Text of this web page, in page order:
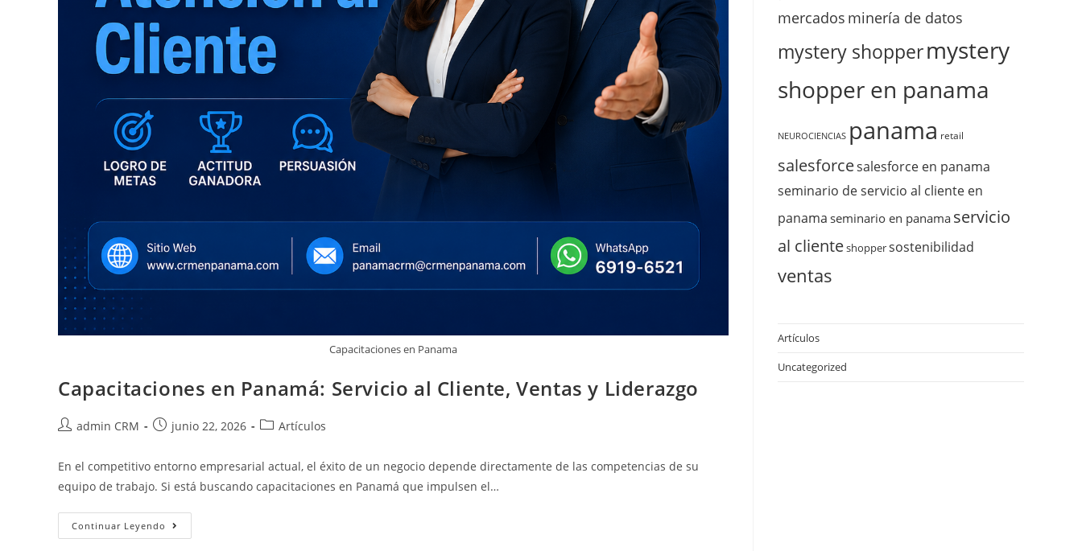
Capacitaciones en Panama
Capacitaciones en Panamá: Servicio al Cliente, Ventas y Liderazgo
admin CRM junio 22, 2026 Artículos
En el competitivo entorno empresarial actual, el éxito de un negocio depende directamente de las competencias de su
equipo de trabajo. Si está buscando capacitaciones en Panamá que impulsen el…
Continuar Leyendo
mercados minería de datos
mystery shoppermystery
shopper en panama
NEUROCIENCIAS panama retail
salesforcesalesforce en panama
seminario de servicio al cliente en
panama seminario en panama servicio
al clienteshoppersostenibilidad
ventas
Artículos
Uncategorized